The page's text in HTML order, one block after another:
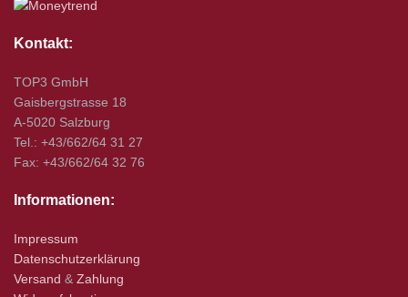
Kontakt:
TOP3 GmbH
Gaisbergstrasse 18
A-5020 Salzburg
Tel.: +43/662/64 31 27
Fax: +43/662/64 32 76
Informationen:
Impressum
Datenschutzerklärung
Versand & Zahlung